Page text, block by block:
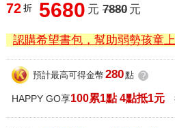
72 折 5680 元 7880 元
認購希望書包，幫助弱勢孩童
預計最高可得金幣 280點 ?
HAPPY GO享100累1點 4點抵1元